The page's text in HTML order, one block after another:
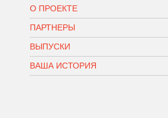
О ПРОЕКТЕ
ПАРТНЕРЫ
ВЫПУСКИ
ВАША ИСТОРИЯ